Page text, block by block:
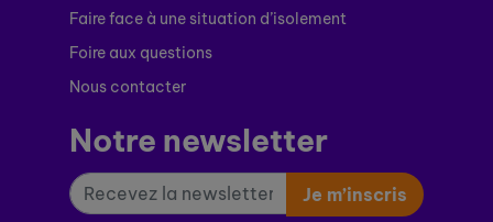
Faire face à une situation d’isolement
Foire aux questions
Nous contacter
Notre newsletter
Je m’inscris